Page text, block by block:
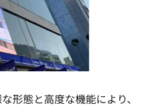
形態と高度な機能により、